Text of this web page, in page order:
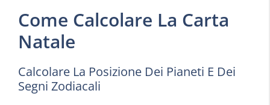
Come Calcolare La Carta
Natale
Calcolare La Posizione Dei Pianeti E Dei
Segni Zodiacali